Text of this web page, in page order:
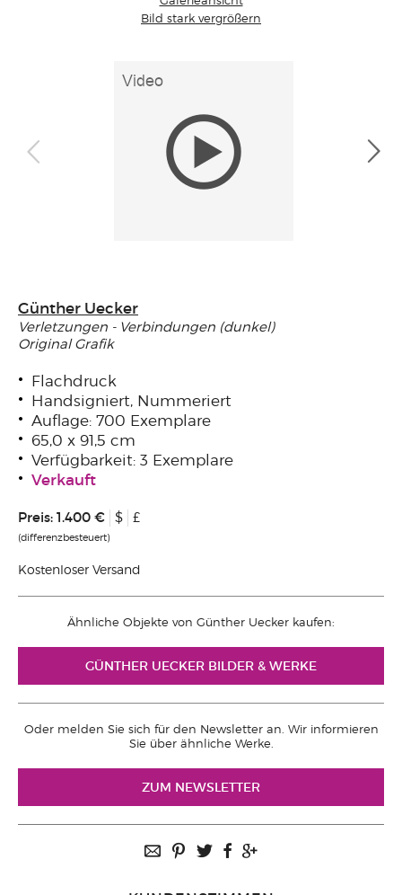
Bild stark vergrößern
Günther Uecker
Verletzungen - Verbindungen (dunkel)
Original Grafik
Flachdruck
Handsigniert, Nummeriert
Auflage: 700 Exemplare
65,0 x 91,5 cm
Verfügbarkeit: 3 Exemplare
Verkauft
Preis: 1.400 € $ £
(differenzbesteuert)
Kostenloser Versand
Ähnliche Objekte von Günther Uecker kaufen:
GÜNTHER UECKER BILDER & WERKE
Oder melden Sie sich für den Newsletter an. Wir informieren
Sie über ähnliche Werke.
ZUM NEWSLETTER